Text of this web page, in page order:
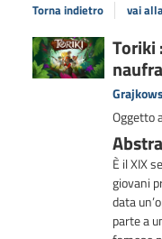
Torna indietro vai
Dettaglio
del
documento
Toriki
Oggetto
È il XIX
giovani
data
parte a